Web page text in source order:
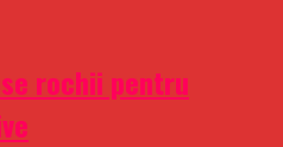
rochii pentru